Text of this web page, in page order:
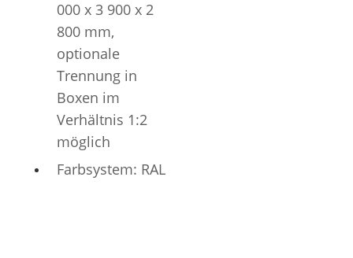
000 x 3 900 x 2
800 mm,
optionale
Trennung in
Boxen im
Verhältnis 1:2
möglich
Farbsystem: RAL